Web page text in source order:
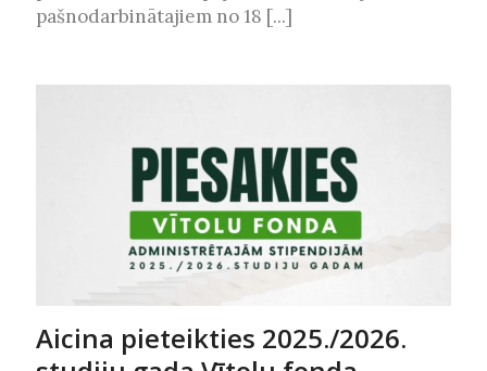
pašnodarbinātajiem no 18 [...]
Aicina pieteikties 2025./2026.